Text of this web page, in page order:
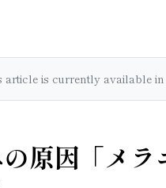
article is currently available
原因「メ